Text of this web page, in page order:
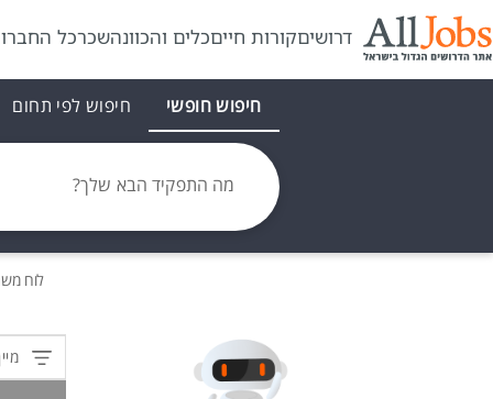
דרושיםקורות חייםכלים והכוונהשכרכל
חיפוש חופשי חיפוש לפי תחום
מה התפקיד הבא שלך?
לוח